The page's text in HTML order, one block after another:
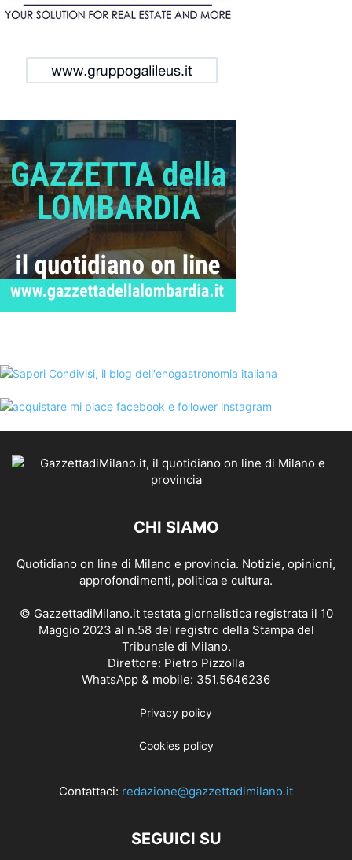
CHI SIAMO
Quotidiano on line di Milano e provincia. Notizie, opinioni,
approfondimenti, politica e cultura.
© GazzettadiMilano.it testata giornalistica registrata il 10
Maggio 2023 al n.58 del registro della Stampa del
Tribunale di Milano.
Direttore: Pietro Pizzolla
WhatsApp & mobile: 351.5646236
Privacy policy
Cookies policy
Contattaci: redazione@gazzettadimilano.it
SEGUICI SU